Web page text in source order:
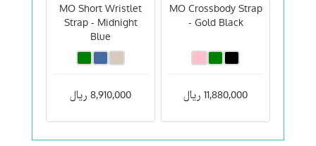
MO Crossbody Strap
- Gold Black
11,880,000 ریال
MO Short Wristlet
Strap - Midnight
Blue
8,910,000 ریال